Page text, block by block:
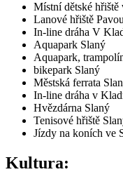
Místní dětské hřiště
Lanové hřiště
In-line dráha V
Aquapark Slaný
Aquapark,
bikepark Slaný
Městská ferrata
In-line dráha v
Hvězdárna Slaný
Tenisové hřiště
Jízdy na koních ve
Kultura: